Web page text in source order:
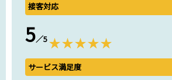
接客対応
5／5
サービス満足度